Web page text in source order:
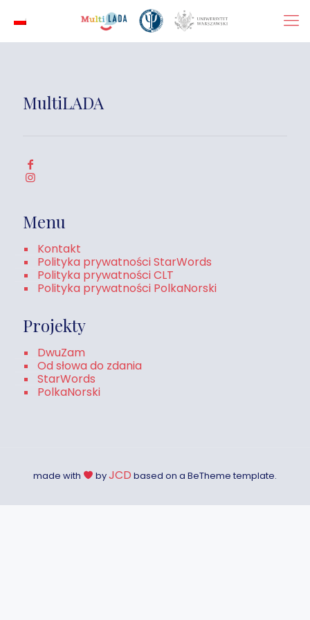
MultiLADA
Menu
Kontakt
Polityka prywatności StarWords
Polityka prywatności CLT
Polityka prywatności PolkaNorski
Projekty
DwuZam
Od słowa do zdania
StarWords
PolkaNorski
made with byJCD based on a BeTheme template.